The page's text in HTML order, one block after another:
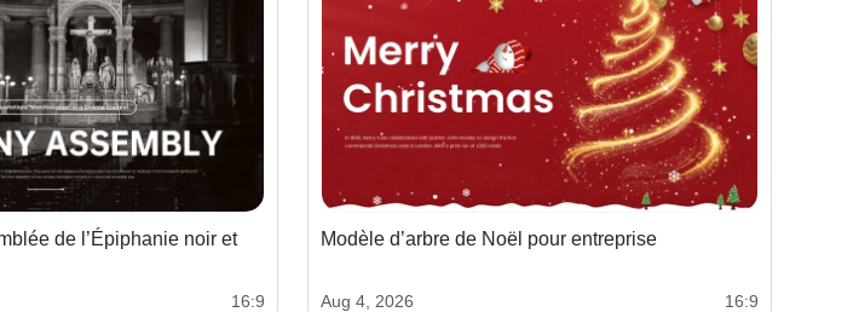
de l’Épiphanie noir et
16:9
Modèle d’arbre de Noël pour entreprise
Aug 4, 2026 16:9